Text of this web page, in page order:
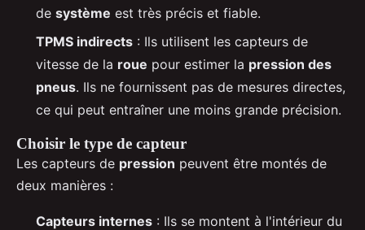
de système est très précis et fiable.
TPMS indirects : Ils utilisent les capteurs de
vitesse de la roue pour estimer la pression des
pneus. Ils ne fournissent pas de mesures directes,
ce qui peut entraîner une moins grande précision.
Choisir le type de capteur
Les capteurs de pression peuvent être montés de
deux manières :
Capteurs internes : Ils se montent à l'intérieur du